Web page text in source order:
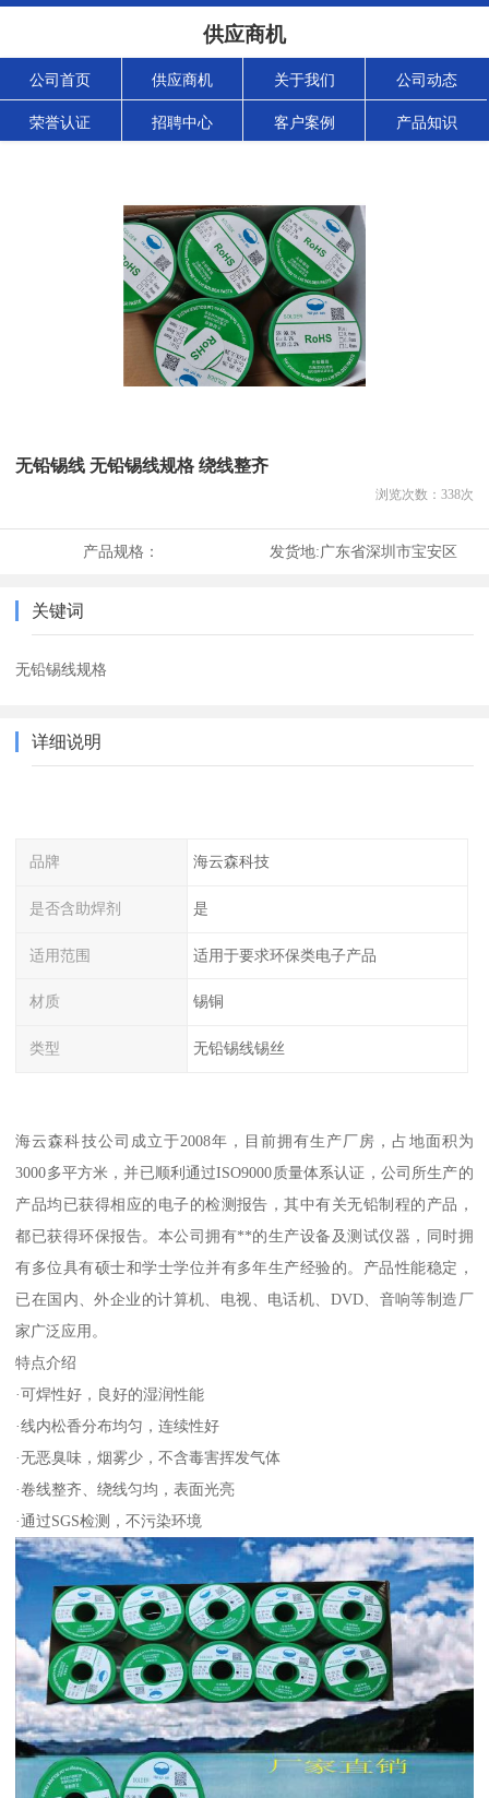
供应商机
公司首页 供应商机 关于我们 公司动态
荣誉认证 招聘中心 客户案例 产品知识
无铅锡线 无铅锡线规格 绕线整齐
浏览次数： 338次
产品规格： 发货地:广东省深圳市宝安区
关键词
无铅锡线规格
详细说明
品牌 海云森科技
是否含助焊剂 是
适用范围 适用于要求环保类电子产品
材质 锡铜
类型 无铅锡线锡丝
海云森科技公司成立于2008年，目前拥有生产厂房，占地面积为
3000多平方米，并已顺利通过ISO9000质量体系认证，公司所生产的
产品均已获得相应的电子的检测报告，其中有关无铅制程的产品，
都已获得环保报告。本公司拥有**的生产设备及测试仪器，同时拥
有多位具有硕士和学士学位并有多年生产经验的。产品性能稳定，
已在国内、外企业的计算机、电视、电话机、DVD、音响等制造厂
家广泛应用。
特点介绍
·可焊性好，良好的湿润性能
·线内松香分布均匀，连续性好
·无恶臭味，烟雾少，不含毒害挥发气体
·卷线整齐、绕线匀均，表面光亮
·通过SGS检测，不污染环境